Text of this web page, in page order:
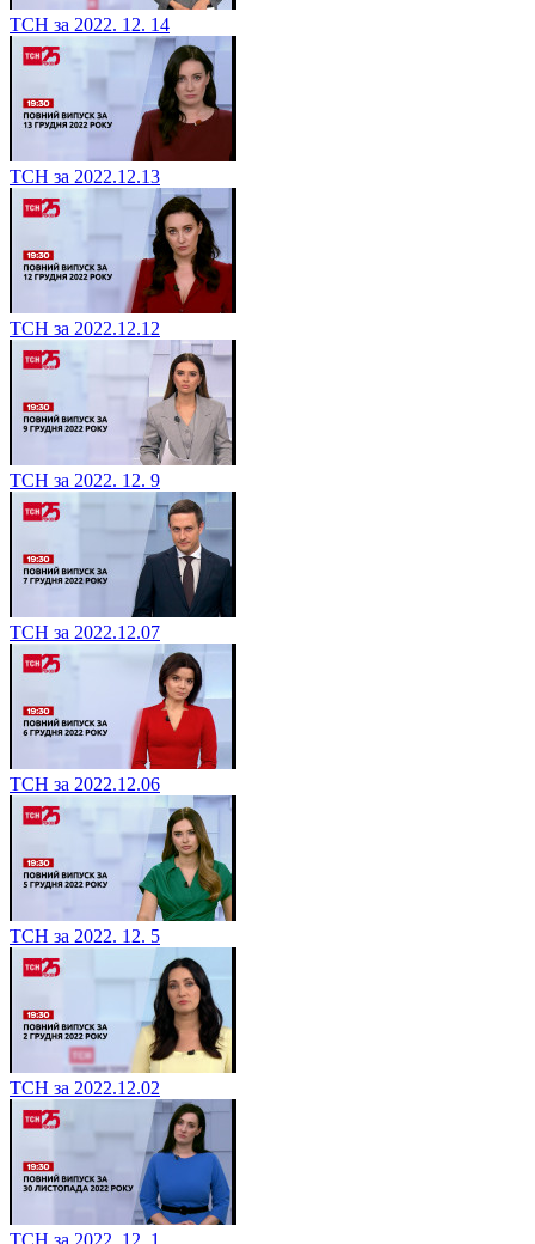
ТСН за 2022. 12. 14
ТСН за 2022.12.13
ТСН за 2022.12.12
ТСН за 2022. 12. 9
ТСН за 2022.12.07
ТСН за 2022.12.06
ТСН за 2022. 12. 5
ТСН за 2022.12.02
ТСН за 2022. 12. 1